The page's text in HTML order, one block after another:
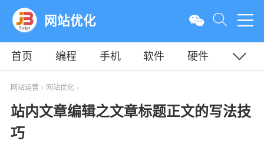
网站优化
首页 编程 手机 软件
硬件
教程
平面
网站运营 > 网站优化>
站内文章编辑之文章标题正文的写法技
巧